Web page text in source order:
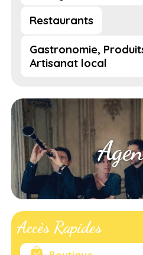
Restaurants
Gastronomie,
Artisanat local
Accès Rapides